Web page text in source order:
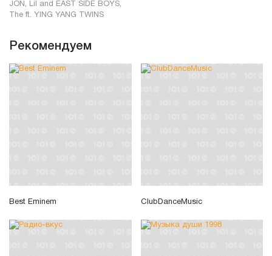
JON, Lil and EAST SIDE BOYS,
The ft. YING YANG TWINS
Рекомендуем
Best Eminem ClubDanceMusic